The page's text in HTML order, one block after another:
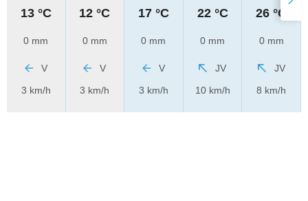
13 °C
0 mm
V
3 km/h
12 °C
0 mm
V
3 km/h
17 °C
0 mm
V
3 km/h
22 °C
0 mm
JV
10 km/h
26 °C
0 mm
JV
8 km/h